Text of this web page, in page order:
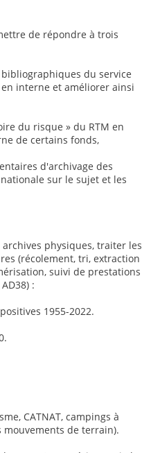
de répondre à trois
du service
interne et améliorer ainsi
du risque » du RTM en
de certains fonds,
d'archivage des
sur le sujet et les
physiques, traiter les
(récolement, tri, extraction
suivi de prestations
:
1955-2022.
CATNAT, campings à
mouvements de terrain).